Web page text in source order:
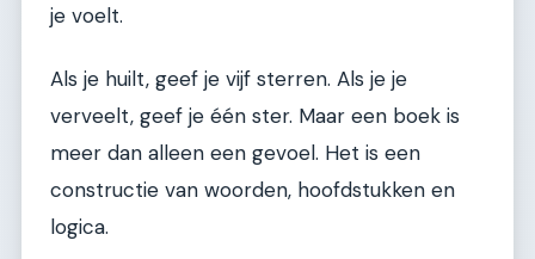
je voelt.
Als je huilt, geef je vijf sterren. Als je je
verveelt, geef je één ster. Maar een boek is
meer dan alleen een gevoel. Het is een
constructie van woorden, hoofdstukken en
logica.